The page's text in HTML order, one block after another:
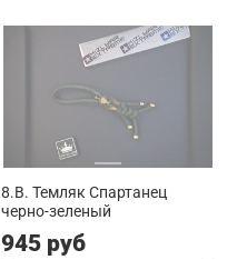
8.B. Темляк Спартанец
черно-зеленый
945 руб